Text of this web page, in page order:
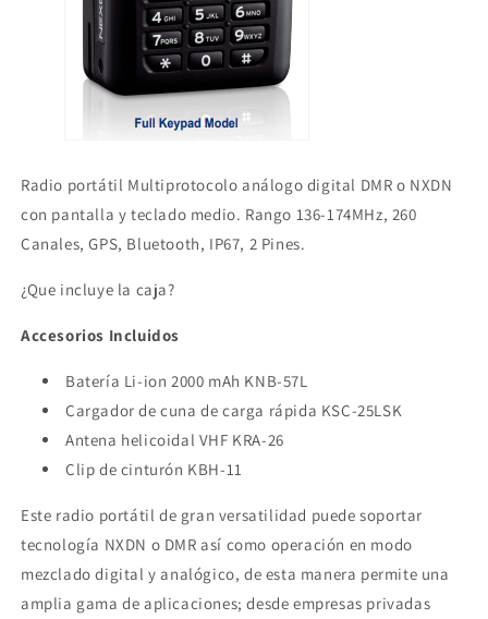
Radio portátil Multiprotocolo análogo digital DMR o NXDN
con pantalla y teclado medio. Rango 136-174MHz, 260
Canales, GPS, Bluetooth, IP67, 2 Pines.
¿Que incluye la caja?
Accesorios Incluidos
Batería Li-ion 2000 mAh KNB-57L
Cargador de cuna de carga rápida KSC-25LSK
Antena helicoidal VHF KRA-26
Clip de cinturón KBH-11
Este radio portátil de gran versatilidad puede soportar
tecnología NXDN o DMR así como operación en modo
mezclado digital y analógico, de esta manera permite una
amplia gama de aplicaciones; desde empresas privadas